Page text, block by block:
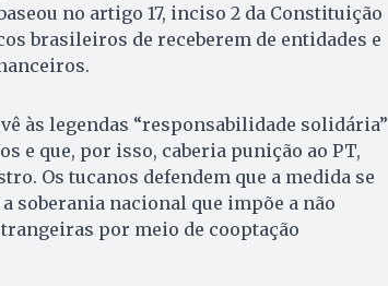
no artigo 17, inciso 2 da Consti­tuição
brasileiros de receberem de entidades e
às legendas “responsabilidade so­lidária”
e que, por isso, caberia pu­nição ao PT,
Os tucanos defendem que a medida se
soberania na­cional que impõe a não
por meio de cooptação